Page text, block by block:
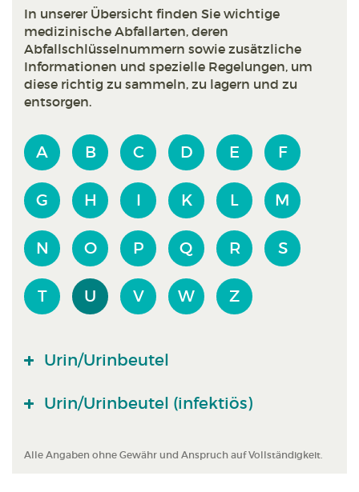
In unserer Übersicht finden Sie wichtige
medizinische Abfallarten, deren
Abfallschlüsselnummern sowie zusätzliche
Informationen und spezielle Regelungen, um
diese richtig zu sammeln, zu lagern und zu
entsorgen.
A B C D E F
G H I K L M
N O P Q R S
T U V W Z
Urin/Urinbeutel
Urin/Urinbeutel (infektiös)
Alle Angaben ohne Gewähr und Anspruch auf Vollständigkeit.